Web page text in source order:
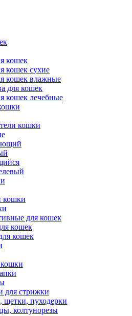
кошек
кошек сухие
кошек влажные
для кошек
кошек лечебные
кошки
кошки
для кошек
кошек
кошек
стрижки
щетки, пуходерки
колтунорезы